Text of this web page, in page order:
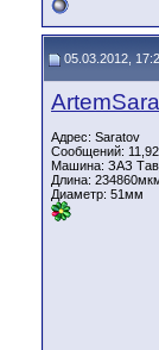
05.03.2012,
Адрес: Saratov
Сообщений:
Машина: ЗАЗ
Длина:
Диаметр: 51мм